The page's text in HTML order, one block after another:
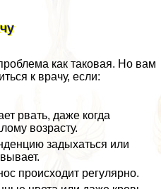
как таковая. Но вам
к врачу, если:
рвать, даже когда
возрасту.
задыхаться или
происходит регулярно.